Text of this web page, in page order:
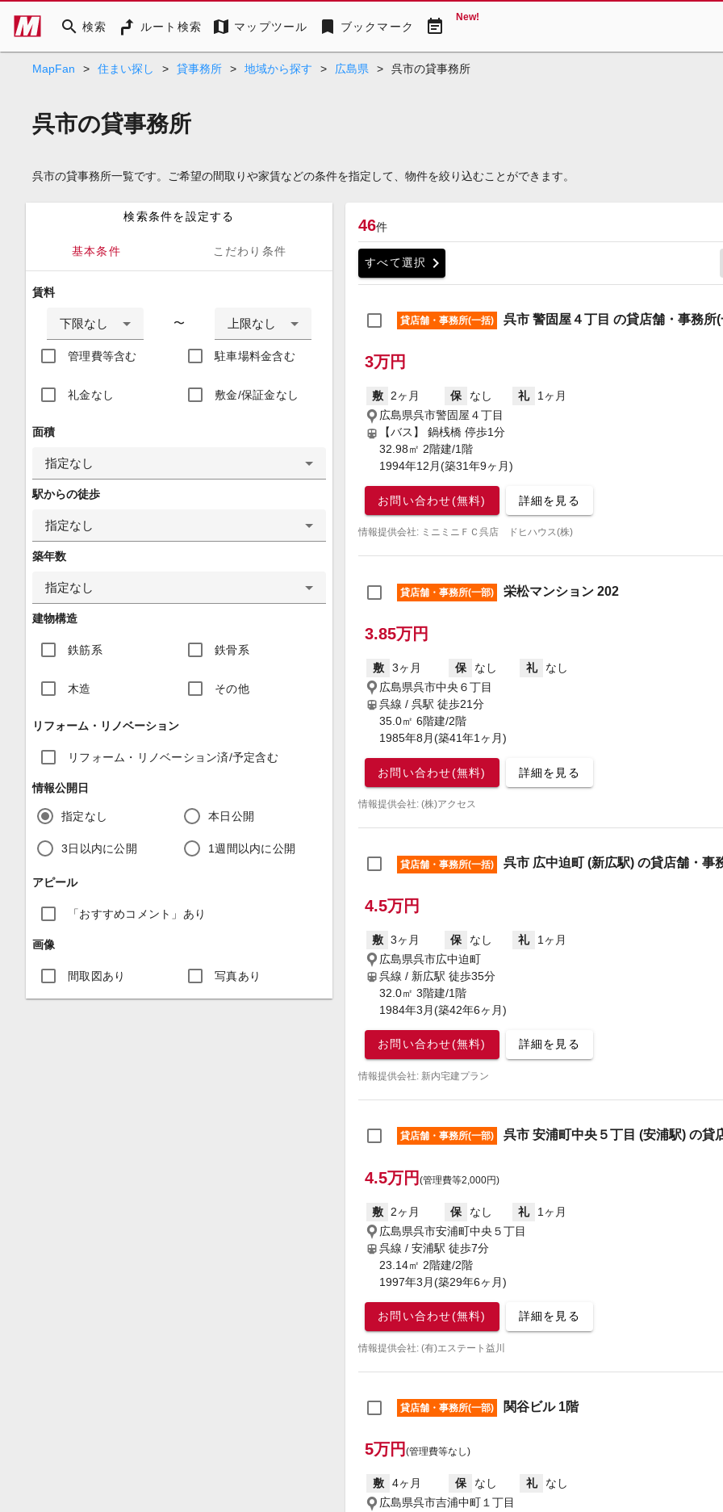
search 検索 ルート検索 map マップツール bookmark ブックマーク event_note New!
MapFan > 住まい探し > 貸事務所 > 地域から探す > 広島県 > 呉市の貸事務所
呉市の貸事務所
呉市の貸事務所一覧です。ご希望の間取りや家賃などの条件を指定して、物件を絞り込むことができます。
検索条件を設定する
基本条件 こだわり条件
賃料
下限なし 〜 上限なし
管理費等含む 駐車場料金含む
礼金なし 敷金/保証金なし
面積
指定なし
駅からの徒歩
指定なし
築年数
指定なし
建物構造
鉄筋系 鉄骨系
木造 その他
リフォーム・リノベーション
リフォーム・リノベーション済/予定含む
情報公開日
指定なし 本日公開
3日以内に公開 1週間以内に公開
アピール
「おすすめコメント」あり
画像
間取図あり 写真あり
46件
すべて選択 chevron_right
貸店舗・事務所(一括) 呉市 警固屋４丁目 の貸店舗・事務所
3万円
敷 2ヶ月 保 なし 礼
1ヶ月
広島県呉市警固屋４丁目
【バス】 鍋桟橋 停歩1分
32.98㎡ 2階建/1階
1994年12月(築31年9ヶ月)
お問い合わせ(無料) 詳細を見る
情報提供会社: ミニミニＦＣ呉店 ドヒハウス(株)
貸店舗・事務所(一部) 栄松マンション 202
3.85万円
敷 3ヶ月 保 なし 礼
なし
広島県呉市中央６丁目
呉線 / 呉駅 徒歩21分
35.0㎡ 6階建/2階
1985年8月(築41年1ヶ月)
お問い合わせ(無料) 詳細を見る
情報提供会社: (株)アクセス
貸店舗・事務所(一括) 呉市 広中迫町 (新広駅) の貸店舗・事
4.5万円
敷 3ヶ月 保 なし 礼
1ヶ月
広島県呉市広中迫町
呉線 / 新広駅 徒歩35分
32.0㎡ 3階建/1階
1984年3月(築42年6ヶ月)
お問い合わせ(無料) 詳細を見る
情報提供会社: 新内宅建プラン
貸店舗・事務所(一部) 呉市 安浦町中央５丁目 (安浦駅) の貸
4.5万円 (管理費等2,000円)
敷 2ヶ月 保 なし 礼
1ヶ月
広島県呉市安浦町中央５丁目
呉線 / 安浦駅 徒歩7分
23.14㎡ 2階建/2階
1997年3月(築29年6ヶ月)
お問い合わせ(無料) 詳細を見る
情報提供会社: (有)エステート益川
貸店舗・事務所(一部) 関谷ビル 1階
5万円 (管理費等なし)
敷 4ヶ月 保 なし 礼
なし
広島県呉市吉浦中町１丁目